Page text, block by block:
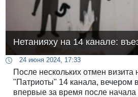
Нетанияху на 14 канале:
24 июня 2024, 17:33
После нескольких отмен визита
"Патриоты" 14 канала, вечером
впервые за время после